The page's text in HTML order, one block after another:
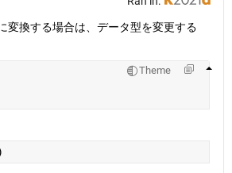
変換する場合は、データ型を変更する
Theme